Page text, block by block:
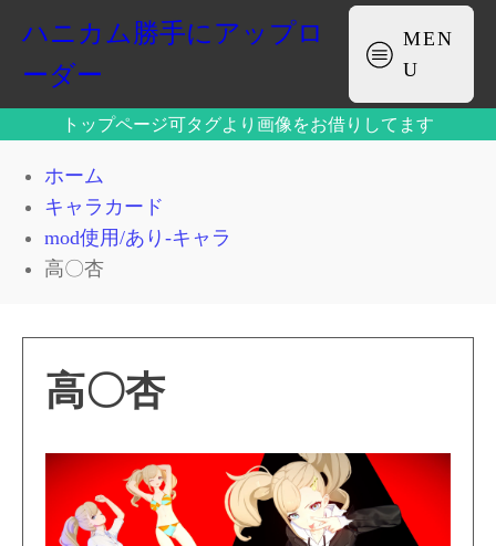
ハニカム勝手にアップロ
ーダー
MEN
U
トップページ可タグより画像をお借りしてます
ホーム
キャラカード
mod使用/あり-キャラ
高〇杏
高〇杏